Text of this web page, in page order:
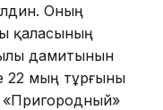
Оның
қаласының
дамитынын
22 мың тұрғыны
«Пригородный»